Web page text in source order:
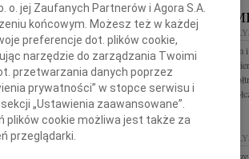
02.09.2022
przyjąłem wiadomość, że
Więcko zasłużony
w Białymstoku. Krysia była
w powstanie...
26.08.2022
Z głębokim
wiadomość o
Włodzimierza
głębokiego
26.08.2022
Drogiemu
o. jej Zaufanych Partnerów i Agora S.A.
końcowym. Możesz też w każdej
preferencje dot. plików cookie,
narzędzie do zarządzania Twoimi
przetwarzania danych poprzez
prywatności” w stopce serwisu i
„Ustawienia zaawansowane”.
plików cookie możliwa jest także za
przeglądarki.